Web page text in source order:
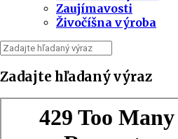
Zaujímavosti
Živočíšna výroba
Zadajte hľadaný výraz